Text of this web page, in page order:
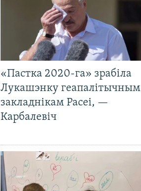
«Пастка 2020-га» зрабіла
Лукашэнку геапалітычным
закладнікам Расеі, —
Карбалевіч